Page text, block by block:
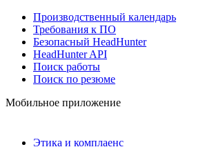
Производственный календарь
Требования к ПО
Безопасный HeadHunter
HeadHunter API
Поиск работы
Поиск по резюме
Мобильное приложение
Этика и комплаенс